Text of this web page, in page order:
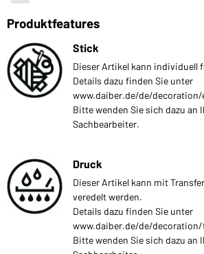
Produktfeatures
Stick
Dieser Artikel kann individuell
Details dazu finden Sie unter
www.daiber.de/de/
Bitte wenden Sie sich dazu an
Sachbearbeiter.
Druck
Dieser Artikel kann mit
veredelt werden.
Details dazu finden Sie unter
www.daiber.de/de/
Bitte wenden Sie sich dazu an